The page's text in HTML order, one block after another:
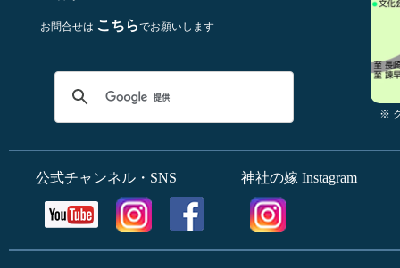
お問合せは こちらでお願いします
※
公式チャンネル・SNS 神社の嫁 Instagram